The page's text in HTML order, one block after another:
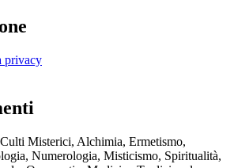
privacy
Misterici, Alchimia, Ermetismo,
Numerologia, Misticismo, Spiritualità,